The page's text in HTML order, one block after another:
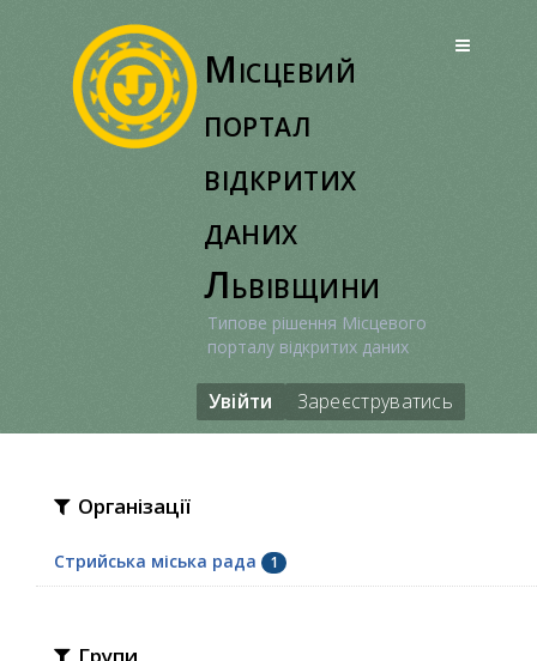
Місцевий
портал
відкритих
даних
Львівщини
Типове рішення Місцевого
порталу відкритих даних
Увійти Зареєструватись
Організації
Стрийська міська рада 1